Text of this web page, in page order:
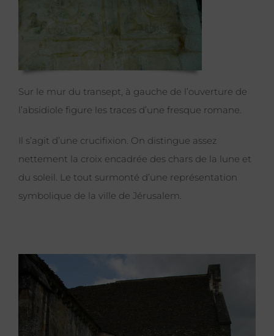
Sur le mur du transept, à gauche de l’ouverture de
l’absidiole figure les traces d’une fresque romane.
Il s’agit d’une crucifixion. On distingue assez
nettement la croix encadrée des chars de la lune et
du soleil. Le tout surmonté d’une représentation
symbolique de la ville de Jérusalem.